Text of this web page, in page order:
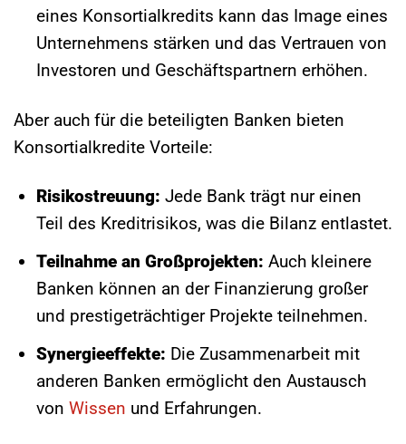
eines Konsortialkredits kann das Image eines
Unternehmens stärken und das Vertrauen von
Investoren und Geschäftspartnern erhöhen.
Aber auch für die beteiligten Banken bieten
Konsortialkredite Vorteile:
Risikostreuung: Jede Bank trägt nur einen
Teil des Kreditrisikos, was die Bilanz entlastet.
Teilnahme an Großprojekten: Auch kleinere
Banken können an der Finanzierung großer
und prestigeträchtiger Projekte teilnehmen.
Synergieeffekte: Die Zusammenarbeit mit
anderen Banken ermöglicht den Austausch
von Wissen und Erfahrungen.